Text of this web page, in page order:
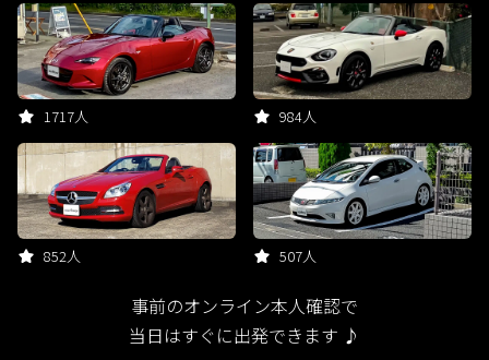
1717人 984人
852人 507人
事前のオンライン本人確認で
当日はすぐに出発できます ♪